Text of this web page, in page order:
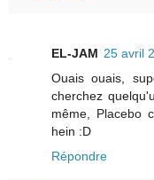
EL-JAM 25 avril
Ouais ouais,
cherchez
même, Placebo
hein :D
Répondre